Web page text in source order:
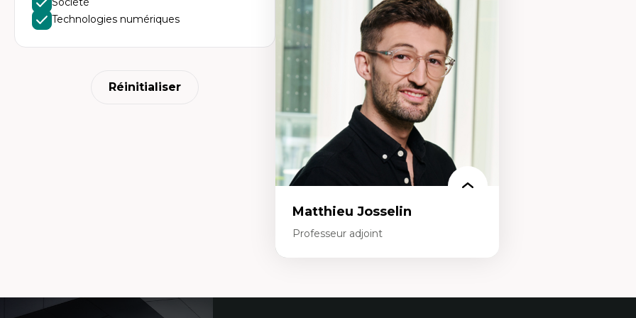
Technologies numériques
Réinitialiser
l'affect, du posthumanisme, du féminisme
dans l'éducation aux sciences
L'apprentissage des sciences/STIM dans une
perspective socioécologique de care
L’insertion professionnelle des
enseignant.e.s
Matthieu Josselin
Professeur adjoint
Ethnographie critique des environnements